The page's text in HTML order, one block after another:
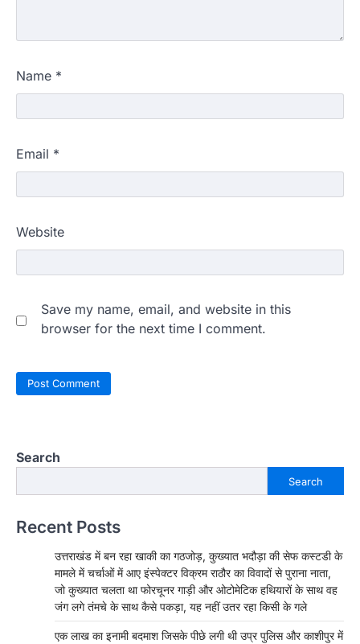
Name *
Email *
Website
Save my name, email, and website in this
browser for the next time I comment.
Search
Search
Recent Posts
उत्तराखंड में बन रहा खाकी का गठजोड़, कुख्यात भदौड़ा की सेफ कस्टडी के
मामले में चर्चाओं में आए इंस्पेक्टर विक्रम राठौर का विवादों से पुराना नाता,
जो कुख्यात चलता था फोरचूनर गाड़ी और ओटोमेटिक हथियारों के साथ वह
जंग लगे तंमचे के साथ कैसे पकड़ा, यह नहीं उतर रहा किसी के गले
एक लाख का इनामी बदमाश जिसके पीछे लगी थी उप्र पुलिस और काशीपुर में